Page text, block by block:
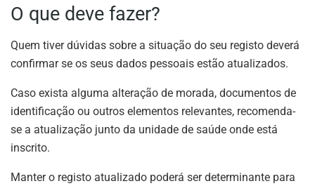
O que deve fazer?
Quem tiver dúvidas sobre a situação do seu registo deverá
confirmar se os seus dados pessoais estão atualizados.
Caso exista alguma alteração de morada, documentos de
identificação ou outros elementos relevantes, recomenda-
se a atualização junto da unidade de saúde onde está
inscrito.
Manter o registo atualizado poderá ser determinante para